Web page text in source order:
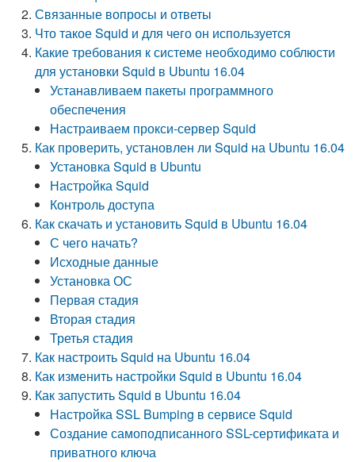
Связанные вопросы и ответы
Что такое Squid и для чего он используется
Какие требования к системе необходимо соблюсти
для установки Squid в Ubuntu 16.04
Устанавливаем пакеты программного
обеспечения
Настраиваем прокси-сервер Squid
Как проверить, установлен ли Squid на Ubuntu 16.04
Установка Squid в Ubuntu
Настройка Squid
Контроль доступа
Как скачать и установить Squid в Ubuntu 16.04
С чего начать?
Исходные данные
Установка ОС
Первая стадия
Вторая стадия
Третья стадия
Как настроить Squid на Ubuntu 16.04
Как изменить настройки Squid в Ubuntu 16.04
Как запустить Squid в Ubuntu 16.04
Настройка SSL Bumping в сервисе Squid
Создание самоподписанного SSL-сертификата и
приватного ключа